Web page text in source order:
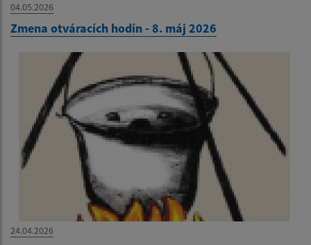
04.05.2026
Zmena otváracích hodín - 8. máj 2026
24.04.2026